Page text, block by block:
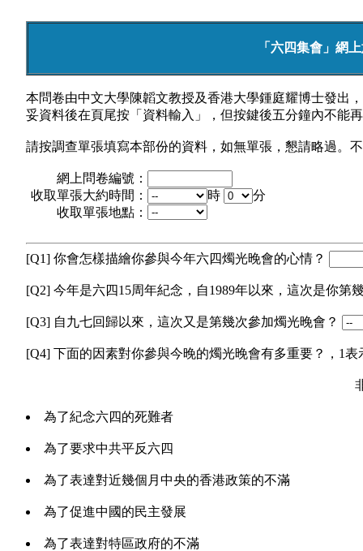
「六四集會」網
本問卷由中文大學陳韜文教授及香港大學鍾庭耀博士發出，
妥資料後在頁尾按「資料輸入」，但按鍵後五分鐘內不能
請按調查單張填寫本部份的資料，如無單張，懇請略過。
網上問卷編號：
收取單張大約時間：
時
分
收取單張地點：
[Q1] 你會怎樣描繪你參與今年六四燭光晚會的心情？
[Q2] 今年是六四15周年紀念，自1989年以來，這次是你第
[Q3] 自九七回歸以來，這次又是第幾次參加燭光晚會？
[Q4] 下面的因素對你參與今晚的燭光晚會有多重要？，1
為了紀念六四的死難者
為了要求中共平反六四
為了表達對近幾個月中央的香港政策的不滿
為了促進中國的民主發展
為了表達對特區政府的不滿